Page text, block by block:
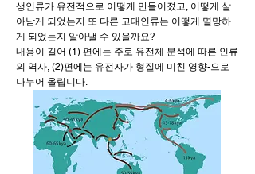
생인류가 유전적으로 어떻게 만들어졌고, 어떻게 살
아남게 되었는지 또 다른 고대인류는 어떻게 멸망하
게 되었는지 알아낼 수 있을까요?
내용이 길어 (1) 편에는 주로 유전체 분석에 따른 인류
의 역사, (2)편에는 유전자가 형질에 미친 영향-으로
나누어 올립니다.